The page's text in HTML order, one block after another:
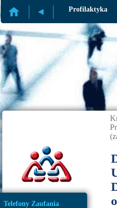
Profilaktyka
Telefony Zaufania